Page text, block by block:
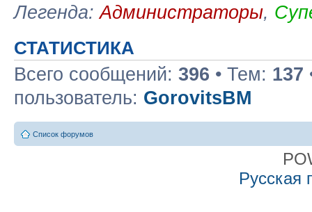
Легенда:Администраторы,
СТАТИСТИКА
Всего сообщений: 396 • Тем: 137
пользователь: GorovitsBM
Список форумов
Русская